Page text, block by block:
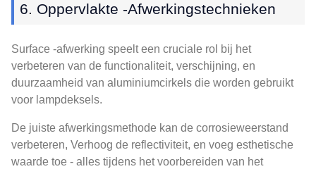
6. Oppervlakte -afwerkingstechnieken
Surface -afwerking speelt een cruciale rol bij het
verbeteren van de functionaliteit, verschijning, en
duurzaamheid van aluminiumcirkels die worden gebruikt
voor lampdeksels.
De juiste afwerkingsmethode kan de corrosieweerstand
verbeteren, Verhoog de reflectiviteit, en voeg esthetische
waarde toe - alles tijdens het voorbereiden van het